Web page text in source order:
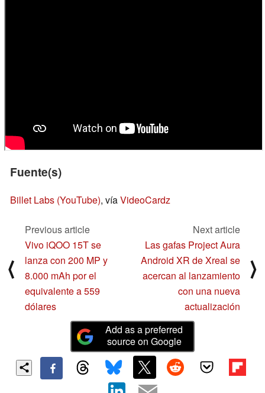
Fuente(s)
Billet Labs (YouTube), víaVideoCardz
⟨
Previous article
Vivo iQOO 15T se
lanza con 200 MP y
8.000 mAh por el
equivalente a 559
dólares
Next article
Las gafas Project Aura
Android XR de Xreal se
acercan al lanzamiento
con una nueva
actualización
⟩
Add as a preferred
source on Google